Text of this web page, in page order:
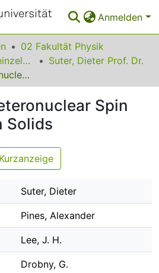
Anmelden
02 Fakultät Physik
Publikationslisten einzelner Fakultätsangehöriger
Suter, Dieter Prof. Dr.
Broadband Heteronuclear Spin Decoupling in Solids
Spin
Solids
Kurzanzeige
Suter, Dieter
Pines, Alexander
Lee, J. H.
Drobny, G.